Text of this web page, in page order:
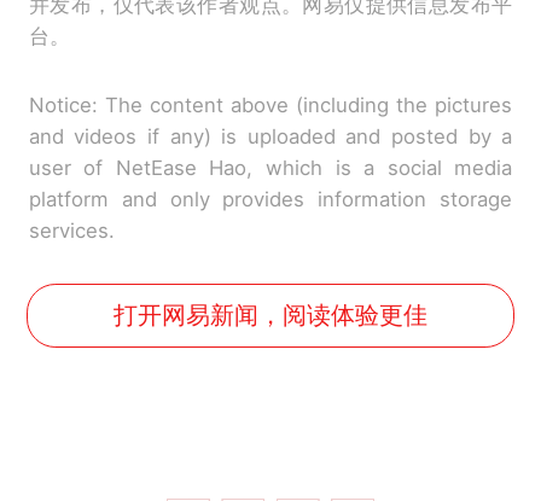
台。
Notice: The content above (including the pictures
and videos if any) is uploaded and posted by a
user of NetEase Hao, which is a social media
platform and only provides information storage
services.
打开网易新闻，阅读体验更佳